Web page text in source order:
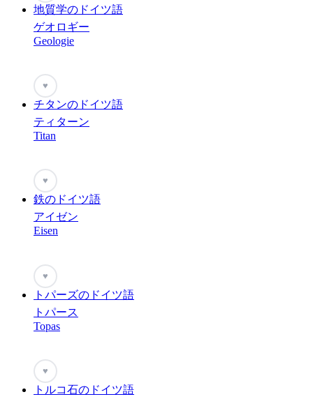
地質学のドイツ語
ゲオロギー
Geologie
♥
チタンのドイツ語
ティターン
Titan
♥
鉄のドイツ語
アイゼン
Eisen
♥
トパーズのドイツ語
トパース
Topas
♥
トルコ石のドイツ語